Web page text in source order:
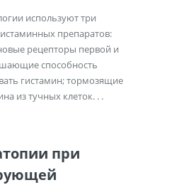
используют три
препаратов:
рецепторы первой и
способность
гистамин; тормозящие
из тучных клеток. . .
при